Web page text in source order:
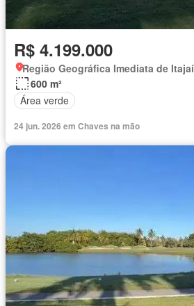
R$ 4.199.000
Região Geográfica Imediata de
600 m²
Área verde
24 jun. 2026 em Chaves na mão